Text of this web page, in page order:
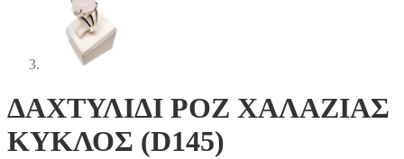
ΔΑΧΤΥΛΙΔΙ ΡΟΖ ΧΑΛΑΖΙΑΣ
ΚΥΚΛΟΣ (D145)